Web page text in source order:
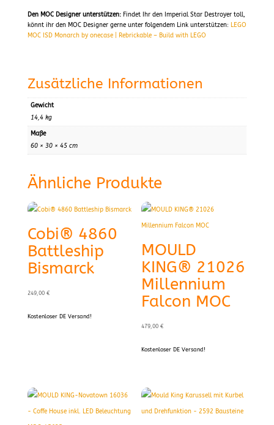
Den MOC Designer unterstützen: Findet Ihr den Imperial Star Destroyer toll,
könnt ihr den MOC Designer gerne unter folgendem Link unterstützen: LEGO
MOC ISD Monarch by onecase | Rebrickable – Build with LEGO
Zusätzliche Informationen
Gewicht
14,4 kg
Maße
60 × 30 × 45 cm
Ähnliche Produkte
Cobi® 4860
Battleship
Bismarck
249,00 €
Kostenloser DE Versand!
MOULD
KING® 21026
Millennium
Falcon MOC
479,00€
Kostenloser DE Versand!